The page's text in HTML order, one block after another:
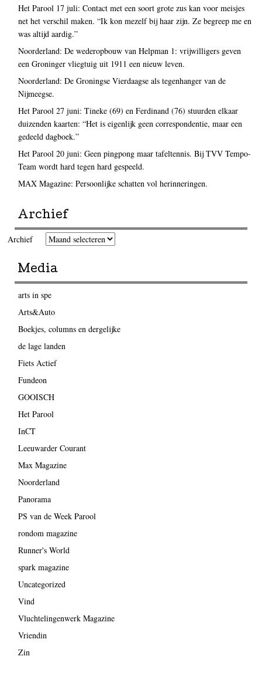
Het Parool 17 juli: Contact met een soort grote zus kan voor meisjes
net het verschil maken. “Ik kon mezelf bij haar zijn. Ze begreep me en
was altijd aardig.”
Noorderland: De wederopbouw van Helpman 1: vrijwilligers geven
een Groninger vliegtuig uit 1911 een nieuw leven.
Noorderland: De Groningse Vierdaagse als tegenhanger van de
Nijmeegse.
Het Parool 27 juni: Tineke (69) en Ferdinand (76) stuurden elkaar
duizenden kaarten: “Het is eigenlijk geen correspondentie, maar een
gedeeld dagboek.”
Het Parool 20 juni: Geen pingpong maar tafeltennis. Bij TVV Tempo-
Team wordt hard tegen hard gespeeld.
MAX Magazine: Persoonlijke schatten vol herinneringen.
Archief
Archief
Media
arts in spe
Arts&Auto
Boekjes, columns en dergelijke
de lage landen
Fiets Actief
Fundeon
GOOISCH
Het Parool
InCT
Leeuwarder Courant
Max Magazine
Noorderland
Panorama
PS van de Week Parool
rondom magazine
Runner's World
spark magazine
Uncategorized
Vind
Vluchtelingenwerk Magazine
Vriendin
Zin